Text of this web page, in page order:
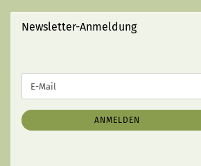
STRICHEN):
Newsletter-Anmeldung
ZUR
ANMELDUNG
E-
Mail
ANMELDEN